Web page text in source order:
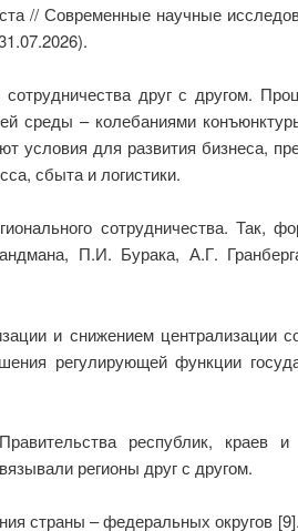
// Современные научные
друг с другом.
среды – колебаниями
условия для развития бизнеса,
сбыта и логистики.
сотрудничества. Так,
П.И. Бурака, А.Г.
и снижением централизации
регулирующей функции
республик, краев
регионы друг с другом.
страны – федеральных округов